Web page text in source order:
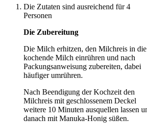
Die Zutaten sind ausreichend für 4
Personen
Die Zubereitung
Die Milch erhitzen, den Milchreis in die
kochende Milch einrühren und nach
Packungsanweisung zubereiten, dabei
häufiger umrühren.
Nach Beendigung der Kochzeit den
Milchreis mit geschlossenem Deckel
weitere 10 Minuten ausquellen lassen
danach mit Manuka-Honig süßen.